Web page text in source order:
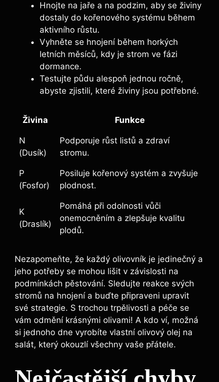
Hnojte na jaře a na podzim, aby se‌ živiny
‍dostaly do kořenového systému během
aktivního růstu.
Vyhněte⁢ se hnojení⁣ během horkých
letních měsíců, kdy je strom ve fázi‌
dormance.
Testujte⁣ půdu alespoň jednou⁤ ročně,⁤
abyste zjistili, které živiny jsou potřebné.
Živina Funkce
N
(Dusík)
Podporuje​ růst listů a zdraví
stromu.
P⁢
(Fosfor)
Posiluje kořenový⁣ systém a zvyšuje⁣
plodnost.
K
(Draslík)
Pomáhá ‍při odolnosti vůči
onemocněním a zlepšuje kvalitu
⁢plodů.
Nezapomeňte, že každý olivovník je ⁤jedinečný a
jeho potřeby se mohou lišit v závislosti na
podmínkách pěstování. Sledujte reakce svých
stromů na ‍hnojení a buďte připraveni⁣ upravit‍
své strategie.⁤ S trochou trpělivosti a péče se
vám odmění krásnými olivami! A kdo ví, možná
si jednoho dne vyrobíte vlastní olivový olej na
salát, který okouzlí všechny vaše přátele.